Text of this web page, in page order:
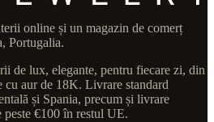
online și un magazin de comerț
Portugalia.
de lux, elegante, pentru fiecare zi, din
cu aur de 18K. Livrare standard
și Spania, precum și livrare
peste €100 în restul UE.